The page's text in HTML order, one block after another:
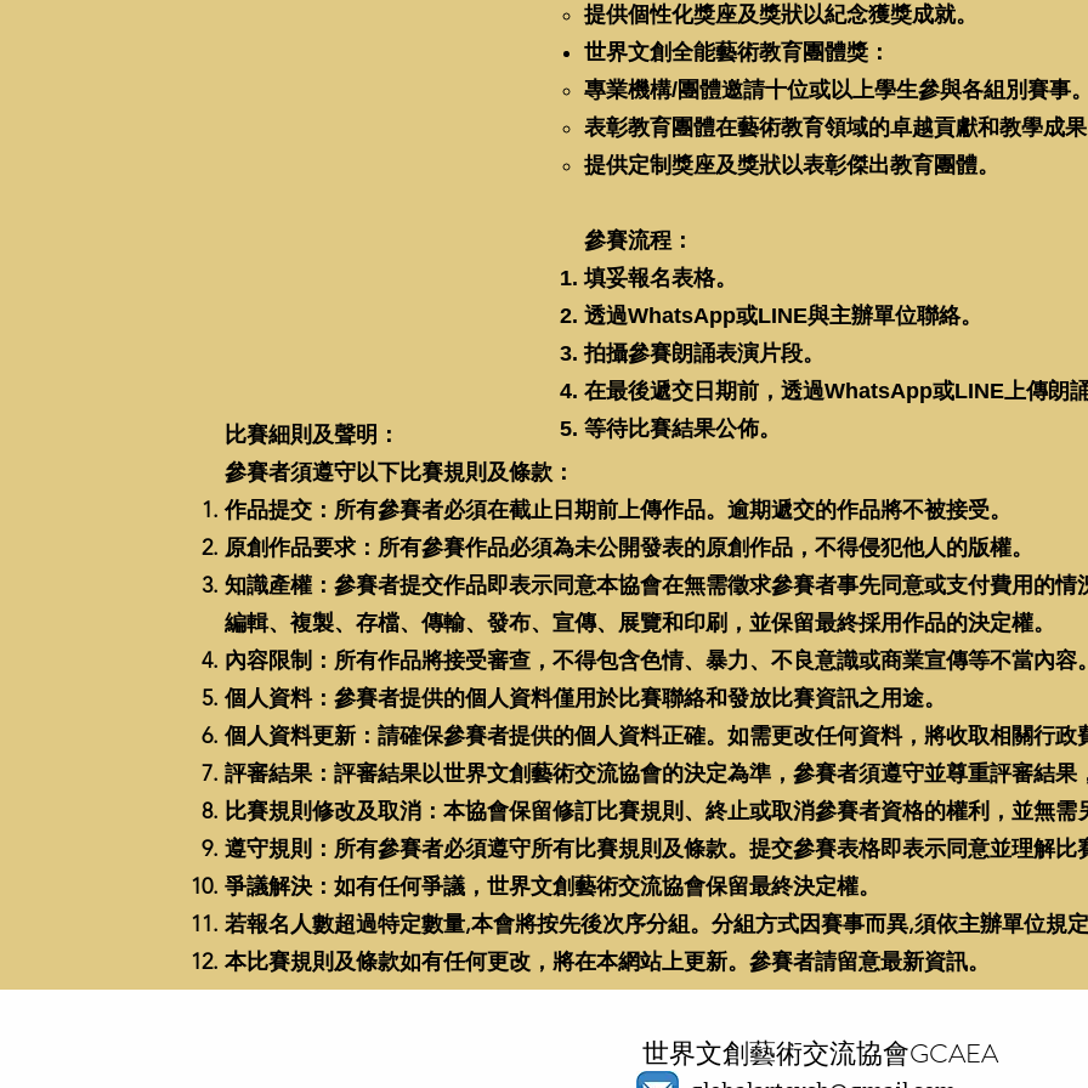
比賽細則及聲明：
參賽者須遵守以下比賽規則及條款：
作品提交：所有參賽者必須在截止日期前上傳作品。逾期遞交的作品將不被接受。
原創作品要求：所有參賽作品必須為未公開發表的原創作品，不得侵犯他人的版權。
知識產權：參賽者提交作品即表示同意本協會在無需徵求參賽者事先同意或支付費用的
編輯、複製、存檔、傳輸、發布、宣傳、展覽和印刷，並保留最終採用作品的決定權。
內容限制：所有作品將接受審查，不得包含色情、暴力、不良意識或商業宣傳等不當內容
個人資料：參賽者提供的個人資料僅用於比賽聯絡和發放比賽資訊之用途。
個人資料更新：請確保參賽者提供的個人資料正確。如需更改任何資料，將收取相關行政
評審結果：評審結果以世界文創藝術交流協會的決定為準，參賽者須遵守並尊重評審結果
比賽規則修改及取消：本協會保留修訂比賽規則、終止或取消參賽者資格的權利，並無需
遵守規則：所有參賽者必須遵守所有比賽規則及條款。提交參賽表格即表示同意並理解比
爭議解決：如有任何爭議，世界文創藝術交流協會保留最終決定權。
若報名人數超過特定數量,本會將按先後次序分組。分組方式因賽事而異,須依主辦單位規
本比賽規則及條款如有任何更改，將在本網站上更新。參賽者請留意最新資訊。
提供個性化獎座及獎狀以紀念獲獎成就。
世界文創全能藝術教育團體獎：
專業機構/團體邀請十位或以上學生參與各組別賽事
表彰教育團體在藝術教育領域的卓越貢獻和教學成
提供定制獎座及獎狀以表彰傑出教育團體。
參賽流程：
填妥報名表格。
透過WhatsApp或LINE與主辦單位聯絡。
拍攝參賽朗誦表演片段。
在最後遞交日期前，透過WhatsApp或LINE上傳朗
等待比賽結果公佈。
世界文創藝術交流協會GCAEA